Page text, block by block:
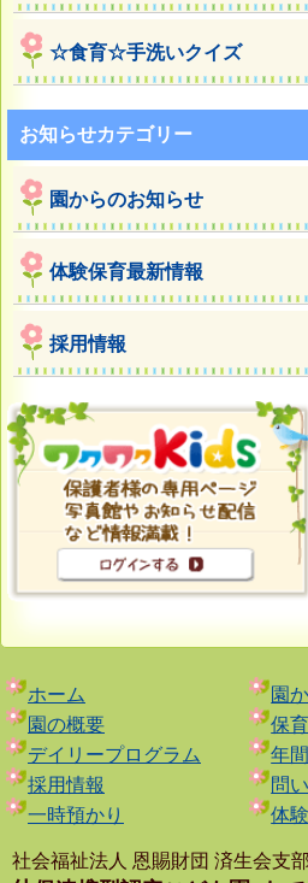
☆食育☆手洗いクイズ
お知らせカテゴリー
園からのお知らせ
体験保育最新情報
採用情報
ホーム
園
園の概要
保
デイリープログラム
年
採用情報
問
一時預かり
体
社会福祉法人 恩賜財団 済生会支